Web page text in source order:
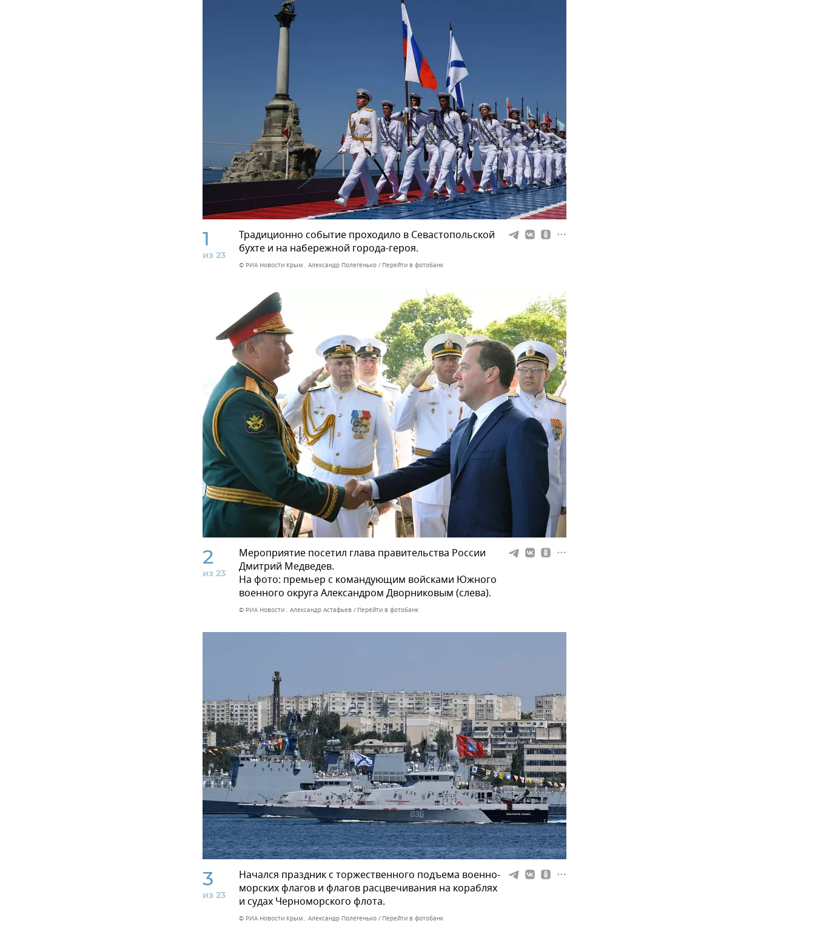
1
из 23
Традиционно событие проходило в Севастопольской
бухте и на набережной города-героя.
© РИА Новости Крым . Александр Полегенько Перейти в фотобанк
2
из 23
Мероприятие посетил глава правительства России
Дмитрий Медведев.
На фото: премьер с командующим войсками Южного
военного округа Александром Дворниковым (слева).
© РИА Новости . Александр Астафьев Перейти в фотобанк
3
из 23
Начался праздник с торжественного подъема военно-
морских флагов и флагов расцвечивания на кораблях
и судах Черноморского флота.
© РИА Новости Крым . Александр Полегенько Перейти в фотобанк